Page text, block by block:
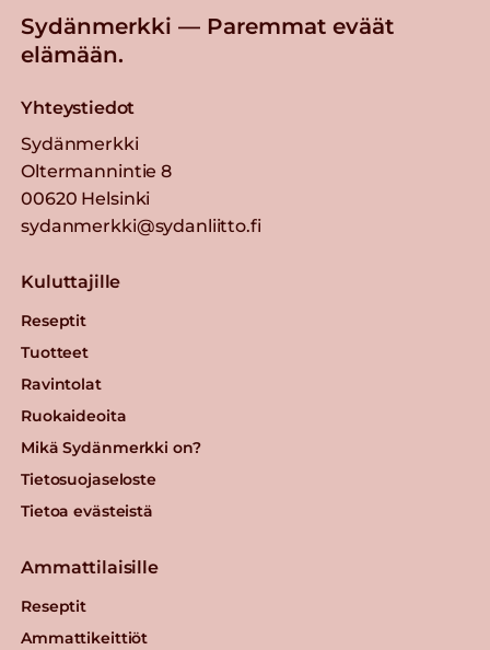
Lue lisää
Punajuurikroketteja
Sydänmerkki — Paremmat eväät
elämään.
Yhteystiedot
Sydänmerkki
Oltermannintie 8
00620 Helsinki
sydanmerkki@sydanliitto.fi
Kuluttajille
Reseptit
Tuotteet
Ravintolat
Ruokaideoita
Mikä Sydänmerkki on?
Tietosuojaseloste
Tietoa evästeistä
Ammattilaisille
Reseptit
Ammattikeittiöt